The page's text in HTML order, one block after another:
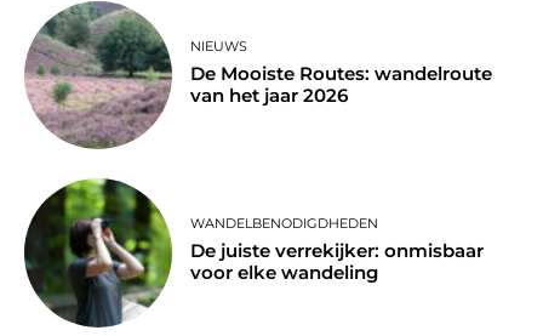
NIEUWS
De Mooiste Routes: wandelroute
van het jaar 2026
WANDELBENODIGDHEDEN
De juiste verrekijker: onmisbaar
voor elke wandeling